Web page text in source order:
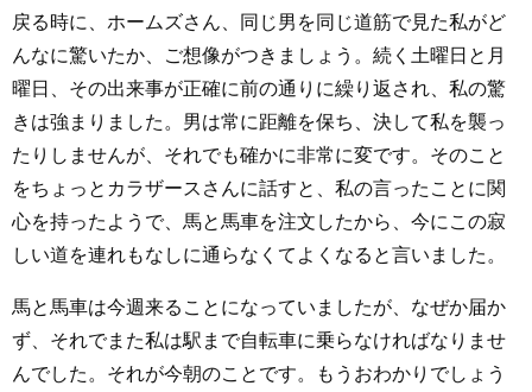
戻る時に、ホームズさん、同じ男を同じ道筋で見た私がど
んなに驚いたか、ご想像がつきましょう。続く土曜日と月
曜日、その出来事が正確に前の通りに繰り返され、私の驚
きは強まりました。男は常に距離を保ち、決して私を襲っ
たりしませんが、それでも確かに非常に変です。そのこと
をちょっとカラザースさんに話すと、私の言ったことに関
心を持ったようで、馬と馬車を注文したから、今にこの寂
しい道を連れもなしに通らなくてよくなると言いました。
馬と馬車は今週来ることになっていましたが、なぜか届か
ず、それでまた私は駅まで自転車に乗らなければなりませ
んでした。それが今朝のことです。もうおわかりでしょう